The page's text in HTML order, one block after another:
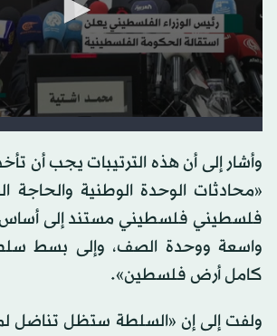
وأشار إلى أن هذه الترتيبات يجب أن
«محادثات الوحدة الوطنية والحاجة
فلسطيني فلسطيني مستند إلى
واسعة ووحدة الصف، وإلى بسط
كامل أرض فلسطين».
ولفت إلى إن «السلطة ستظل تناضل